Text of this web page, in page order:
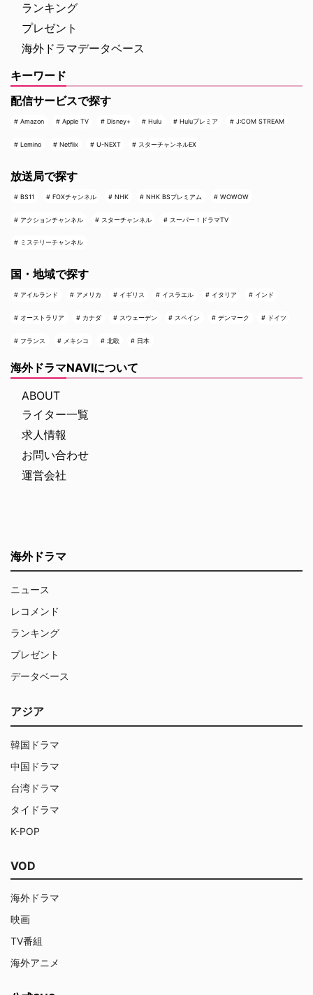
ランキング
プレゼント
海外ドラマデータベース
キーワード
配信サービスで探す
Amazon Apple TV Disney+ Hulu Huluプレミア J:COM STREAM
Lemino Netflix U-NEXT スターチャンネルEX
放送局で探す
BS11 FOXチャンネル NHK NHK BSプレミアム WOWOW
アクションチャンネル スターチャンネル スーパー！ドラマTV
ミステリーチャンネル
国・地域で探す
アイルランド アメリカ イギリス イスラエル イタリア インド
オーストラリア カナダ スウェーデン スペイン デンマーク ドイツ
フランス メキシコ 北欧 日本
海外ドラマNAVIについて
ABOUT
ライター一覧
求人情報
お問い合わせ
運営会社
海外ドラマ
ニュース
レコメンド
ランキング
プレゼント
データベース
アジア
韓国ドラマ
中国ドラマ
台湾ドラマ
タイドラマ
K-POP
VOD
海外ドラマ
映画
TV番組
海外アニメ